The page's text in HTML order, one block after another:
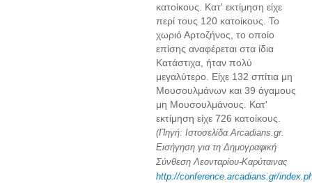
κατοίκους. Κατ' εκτίμηση είχε
περί τους 120 κατοίκους. Το
χωριό Αρτοζήνος, το οποίο
επίσης αναφέρεται στα ίδια
Κατάστιχα, ήταν πολύ
μεγαλύτερο. Είχε 132 σπίτια μη
Μουσουλμάνων και 39 άγαμους
μη Μουσουλμάνους. Κατ'
εκτίμηση είχε 726 κατοίκους.
(Πηγή: Ιστοσελίδα Arcadians.gr.
Εισήγηση για τη Δημογραφική
Σύνθεση Λεονταρίου-Καρύταινας
http://conference.arcadians.gr/